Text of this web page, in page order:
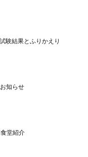
験結果とふりかえり
知らせ
堂紹介